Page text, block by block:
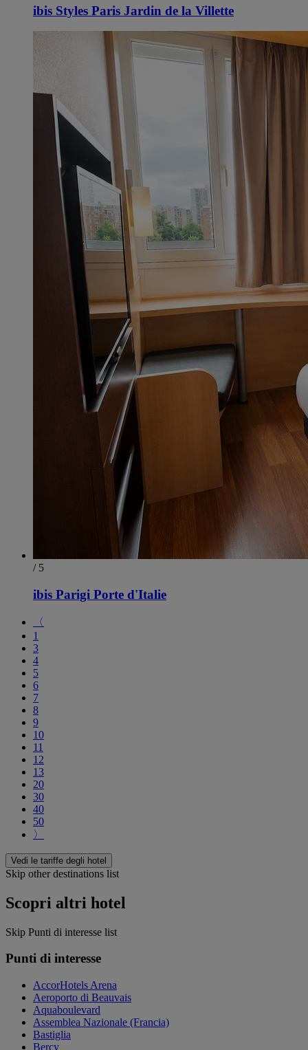
ibis Styles Paris Jardin de la Villette
/ 5
ibis Parigi Porte d'Italie
〈
1
3
4
5
6
7
8
9
10
11
12
13
20
30
40
50
〉
Vedi le tariffe degli hotel
Skip other destinations list
Scopri altri hotel
Skip Punti di interesse list
Punti di interesse
AccorHotels Arena
Aeroporto di Beauvais
Aquaboulevard
Assemblea Nazionale (Francia)
Bastiglia
Bercy